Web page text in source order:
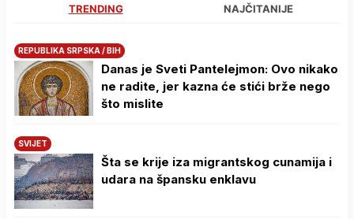
TRENDING NAJČITANIJE
REPUBLIKA SRPSKA / BIH
Danas je Sveti Pantelejmon: Ovo nikako
ne radite, jer kazna će stići brže nego
što mislite
SVIJET
Šta se krije iza migrantskog cunamija i
udara na špansku enklavu